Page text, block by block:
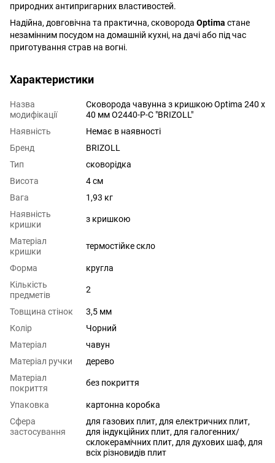
природних антипригарних властивостей.
Надійна, довговічна та практична, сковорода Optima стане
незамінним посудом на домашній кухні, на дачі або під час
приготування страв на вогні.
Характеристики
Назва
модифікації
Сковорода чавунна з кришкою Optima 240 х
40 мм O2440-P-C "BRIZOLL"
Наявність
Немає в наявності
Бренд
BRIZOLL
Тип
сковорідка
Висота
4 см
Вага
1,93 кг
Наявність
кришки
з кришкою
Матеріал
кришки
термостійке скло
Форма
кругла
Кількість
предметів
2
Товщина стінок
3,5 мм
Колір
Чорний
Матеріал
чавун
Матеріал ручки
дерево
Матеріал
покриття
без покриття
Упаковка
картонна коробка
Сфера
застосування
для газових плит, для електричних плит,
для індукційних плит, для галогенних/
склокерамічних плит, для духових шаф, для
всіх різновидів плит